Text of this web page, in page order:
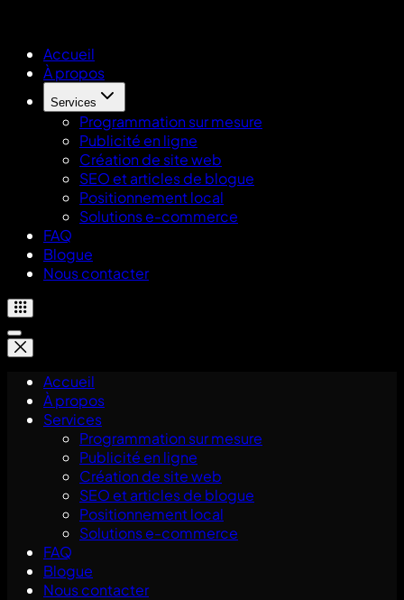
Accueil
À propos
Services
Programmation sur mesure
Publicité en ligne
Création de site web
SEO et articles de blogue
Positionnement local
Solutions e-commerce
FAQ
Blogue
Nous contacter
Accueil
À propos
Services
Programmation sur mesure
Publicité en ligne
Création de site web
SEO et articles de blogue
Positionnement local
Solutions e-commerce
FAQ
Blogue
Nous contacter